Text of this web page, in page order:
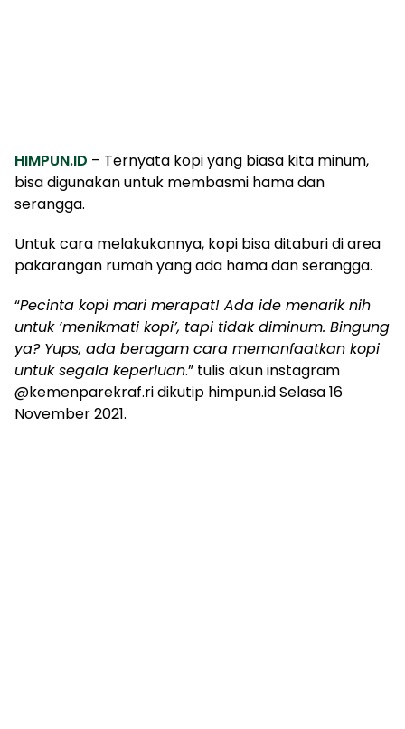
HIMPUN.ID – Ternyata kopi yang biasa kita minum,
bisa digunakan untuk membasmi hama dan
serangga.
Untuk cara melakukannya, kopi bisa ditaburi di area
pakarangan rumah yang ada hama dan serangga.
“Pecinta kopi mari merapat! Ada ide menarik nih
untuk ‘menikmati kopi’, tapi tidak diminum. Bingung
ya? Yups, ada beragam cara memanfaatkan kopi
untuk segala keperluan.” tulis akun instagram
@kemenparekraf.ri dikutip himpun.id Selasa 16
November 2021.